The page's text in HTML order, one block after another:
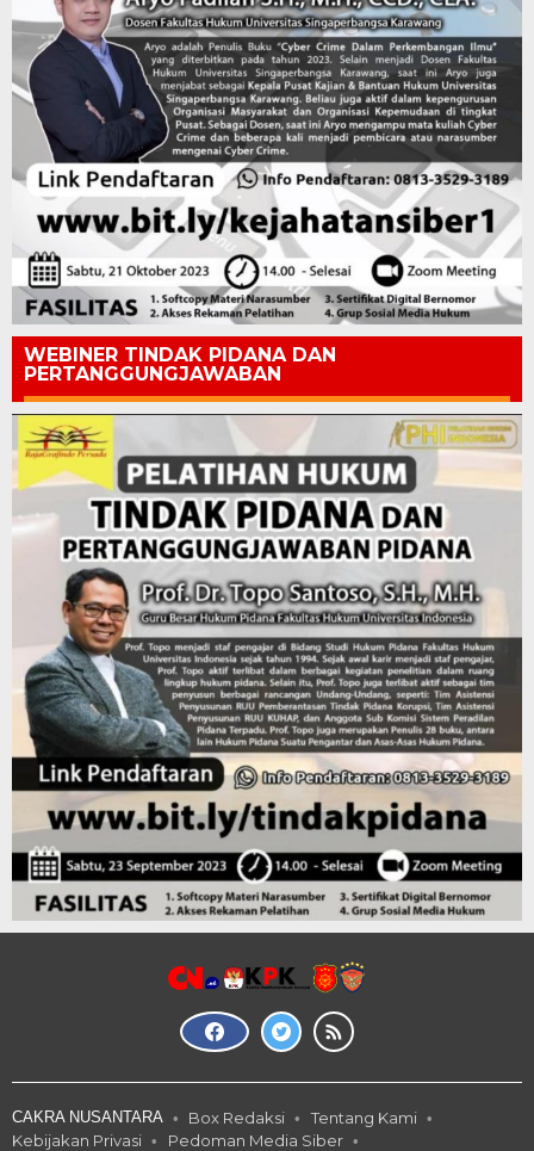
WEBINER TINDAK PIDANA DAN
PERTANGGUNGJAWABAN
CAKRA NUSANTARA Box Redaksi
Tentang Kami
Kebijakan Privasi
Pedoman Media Siber